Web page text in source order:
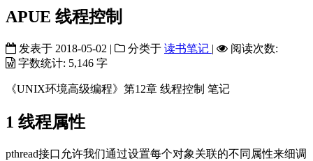
APUE 线程控制
发表于 2018-05-02 | 分类于 读书笔记 |
阅读次数:
字数统计: 5,146 字
《UNIX环境高级编程》第12章 线程控制 笔记
1 线程属性
pthread接口允许我们通过设置每个对象关联的不同属性来细调